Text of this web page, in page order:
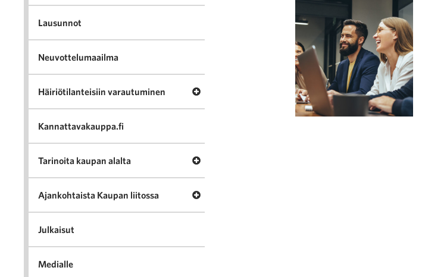
Lausunnot
Neuvottelumaailma
Häiriötilanteisiin varautuminen Avaa valikko Häiriötilanteisiin varautuminen
Kannattavakauppa.fi
Tarinoita kaupan alalta Avaa valikko Tarinoita kaupan alalta
Ajankohtaista Kaupan liitossa Avaa valikko Ajankohtaista Kaupan liitossa
Julkaisut
Medialle